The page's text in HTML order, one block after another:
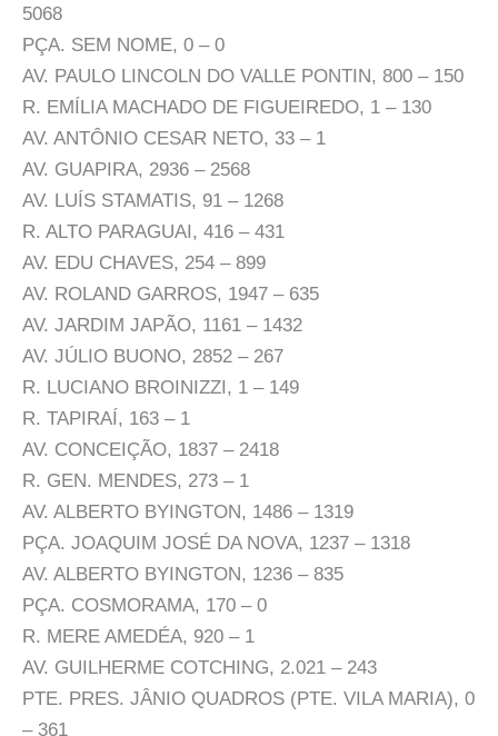
5068
PÇA. SEM NOME, 0 – 0
AV. PAULO LINCOLN DO VALLE PONTIN, 800 – 150
R. EMÍLIA MACHADO DE FIGUEIREDO, 1 – 130
AV. ANTÔNIO CESAR NETO, 33 – 1
AV. GUAPIRA, 2936 – 2568
AV. LUÍS STAMATIS, 91 – 1268
R. ALTO PARAGUAI, 416 – 431
AV. EDU CHAVES, 254 – 899
AV. ROLAND GARROS, 1947 – 635
AV. JARDIM JAPÃO, 1161 – 1432
AV. JÚLIO BUONO, 2852 – 267
R. LUCIANO BROINIZZI, 1 – 149
R. TAPIRAÍ, 163 – 1
AV. CONCEIÇÃO, 1837 – 2418
R. GEN. MENDES, 273 – 1
AV. ALBERTO BYINGTON, 1486 – 1319
PÇA. JOAQUIM JOSÉ DA NOVA, 1237 – 1318
AV. ALBERTO BYINGTON, 1236 – 835
PÇA. COSMORAMA, 170 – 0
R. MERE AMEDÉA, 920 – 1
AV. GUILHERME COTCHING, 2.021 – 243
PTE. PRES. JÂNIO QUADROS (PTE. VILA MARIA), 0
– 361